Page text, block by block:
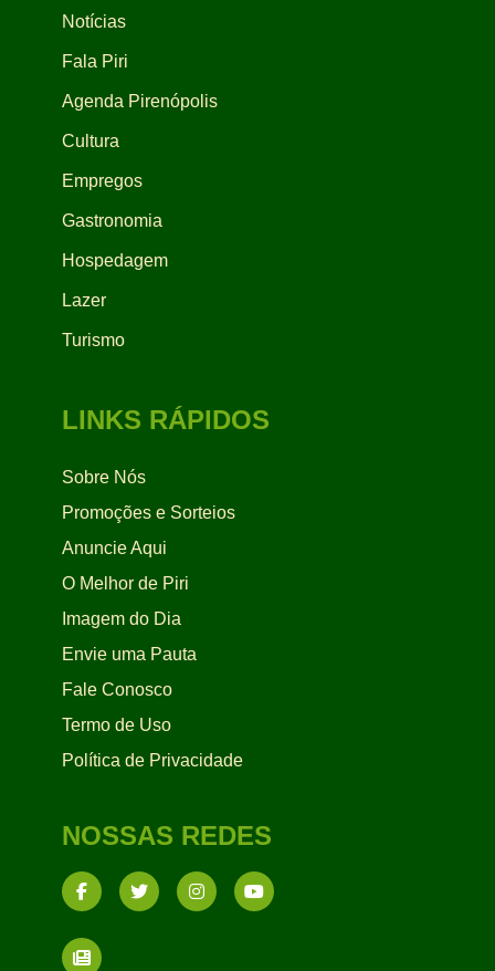
Notícias
Fala Piri
Agenda Pirenópolis
Cultura
Empregos
Gastronomia
Hospedagem
Lazer
Turismo
LINKS RÁPIDOS
Sobre Nós
Promoções e Sorteios
Anuncie Aqui
O Melhor de Piri
Imagem do Dia
Envie uma Pauta
Fale Conosco
Termo de Uso
Política de Privacidade
NOSSAS REDES